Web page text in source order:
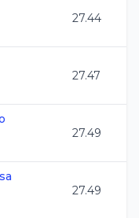
27.44
27.47
27.49
27.49